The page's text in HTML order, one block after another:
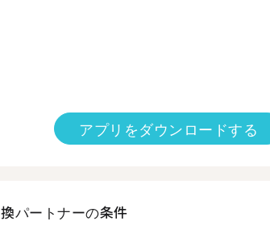
アプリをダウンロードする
パートナーの条件